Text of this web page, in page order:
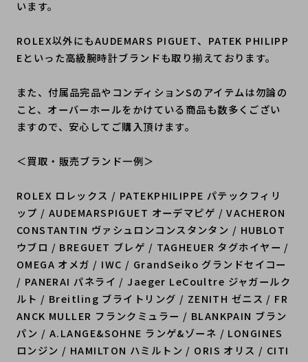
います。
ROLEX以外にもAUDEMARS PIGUET、PATEK PHILIPP
Eといった高級腕時計ブランドも取り揃えております。
また、付属品完品やコンディションSのアイテムは勿論の
こと、オーバーホールをかけている商品も数多くござい
ますので、安心してご購入頂けます。
＜買取・販売ブランド一例＞
ROLEX ロレックス / PATEKPHILIPPE パテックフィリ
ップ / AUDEMARSPIGUET オーデマピゲ / VACHERON
CONSTANTIN ヴァシュロンコンスタンタン / HUBLOT
ウブロ / BREGUET ブレゲ / TAGHEUER タグホイヤー /
OMEGA オメガ / IWC / GrandSeiko グランドセイコー
/ PANERAI パネライ / Jaeger LeCoultre ジャガールク
ルト / Breitling ブライトリング / ZENITH ゼニス / FR
ANCK MULLER フランクミュラー / BLANKPAIN ブラン
パン / A.LANGE&SOHNE ランゲ&ゾーネ / LONGINES
ロンジン / HAMILTON ハミルトン / ORIS オリス / CITI